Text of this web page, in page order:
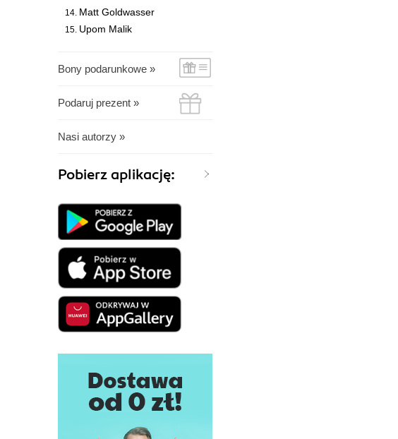
Matt Goldwasser
Upom Malik
Bony podarunkowe »
Podaruj prezent »
Nasi autorzy »
Pobierz aplikację: